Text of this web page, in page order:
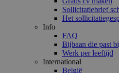
Sollicitatiebrief
Het
Info
FAQ
Bijbaan die past
Werk per leeftijd
International
België